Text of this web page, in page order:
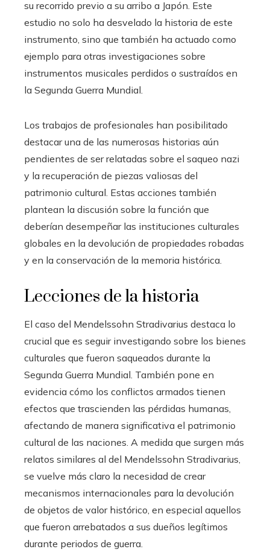
su recorrido previo a su arribo a Japón. Este
estudio no solo ha desvelado la historia de este
instrumento, sino que también ha actuado como
ejemplo para otras investigaciones sobre
instrumentos musicales perdidos o sustraídos en
la Segunda Guerra Mundial.
Los trabajos de profesionales han posibilitado
destacar una de las numerosas historias aún
pendientes de ser relatadas sobre el saqueo nazi
y la recuperación de piezas valiosas del
patrimonio cultural. Estas acciones también
plantean la discusión sobre la función que
deberían desempeñar las instituciones culturales
globales en la devolución de propiedades robadas
y en la conservación de la memoria histórica.
Lecciones de la historia
El caso del Mendelssohn Stradivarius destaca lo
crucial que es seguir investigando sobre los bienes
culturales que fueron saqueados durante la
Segunda Guerra Mundial. También pone en
evidencia cómo los conflictos armados tienen
efectos que trascienden las pérdidas humanas,
afectando de manera significativa el patrimonio
cultural de las naciones. A medida que surgen más
relatos similares al del Mendelssohn Stradivarius,
se vuelve más claro la necesidad de crear
mecanismos internacionales para la devolución
de objetos de valor histórico, en especial aquellos
que fueron arrebatados a sus dueños legítimos
durante periodos de guerra.